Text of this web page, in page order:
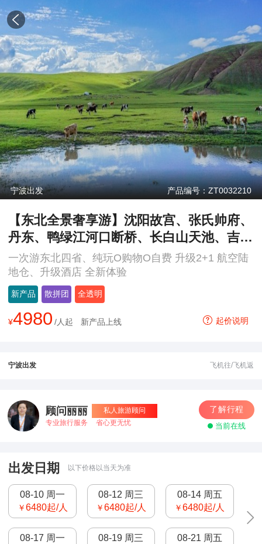
宁波出发 产品编号：ZT0032210
【东北全景奢享游】沈阳故宫、张氏帅府、
丹东、鸭绿江河口断桥、长白山天池、吉
林、长春伪皇宫、扎龙-呼伦贝尔草原、哈
尔滨双飞13日游
一次游东北四省、纯玩O购物O自费 升级2+1 航空陆
地仓、升级酒店 全新体验
新产品 散拼团 全透明
¥4980 /人起 新产品上线 起价说明
宁波出发 飞机往/飞机返
顾问丽丽
私人旅游顾问
专业旅行服务
省心更无忧
了解行程
当前在线
出发日期 以下价格以当天为准
08-10 周一
￥6480起/人
08-12 周三
￥6480起/人
08-14 周五
￥6480起/人
08-17 周一 08-19 周三 08-21 周五